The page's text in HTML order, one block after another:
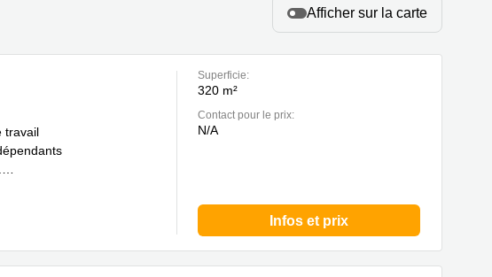
Afficher sur la carte
travail
Superficie:
320 m²
Contact pour le prix:
N/A
Infos et prix